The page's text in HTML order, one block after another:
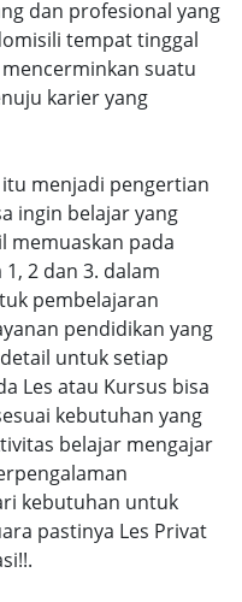
dan profesional yang
tempat tinggal
suatu
karier yang
menjadi pengertian
ingin belajar yang
memuaskan pada
2 dan 3. dalam
pembelajaran
pendidikan yang
untuk setiap
Les atau Kursus bisa
kebutuhan yang
belajar mengajar
kebutuhan untuk
pastinya Les Privat